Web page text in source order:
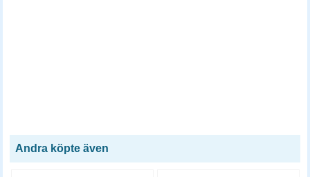
Andra köpte även